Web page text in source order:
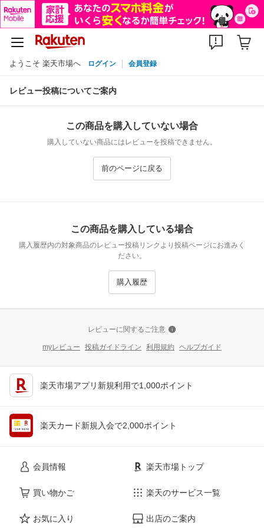
ようこそ 楽天市場へ ログイン 会員登録
レビュー投稿についてご案内
この商品を購入していない場合
購入していない商品にはレビューを投稿できません。
前のページに戻る
この商品を購入している場合
購入履歴内の対象商品のレビュー投稿リンクより投稿ページにお進みく
ださい。
購入履歴
レビューに関するご注意
myレビュー 投稿ガイドライン 利用規約 ヘルプガイド
楽天市場アプリ新規利用で1,000ポイント
楽天カード新規入会で2,000ポイント
会員情報
買い物かご
お気に入り
楽天市場トップ
楽天のサービス一覧
出店のご案内